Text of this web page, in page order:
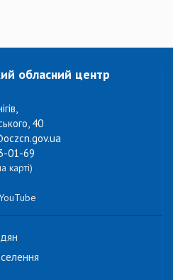
обласний центр
40
01-69
карті)